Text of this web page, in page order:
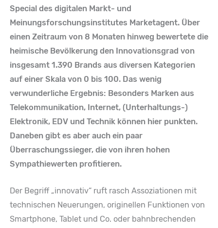
Special des digitalen Markt- und
Meinungsforschungsinstitutes Marketagent. Über
einen Zeitraum von 8 Monaten hinweg bewertete die
heimische Bevölkerung den Innovationsgrad von
insgesamt 1.390 Brands aus diversen Kategorien
auf einer Skala von 0 bis 100. Das wenig
verwunderliche Ergebnis: Besonders Marken aus
Telekommunikation, Internet, (Unterhaltungs-)
Elektronik, EDV und Technik können hier punkten.
Daneben gibt es aber auch ein paar
Überraschungssieger, die von ihren hohen
Sympathiewerten profitieren.
Der Begriff „innovativ“ ruft rasch Assoziationen mit
technischen Neuerungen, originellen Funktionen von
Smartphone, Tablet und Co. oder bahnbrechenden